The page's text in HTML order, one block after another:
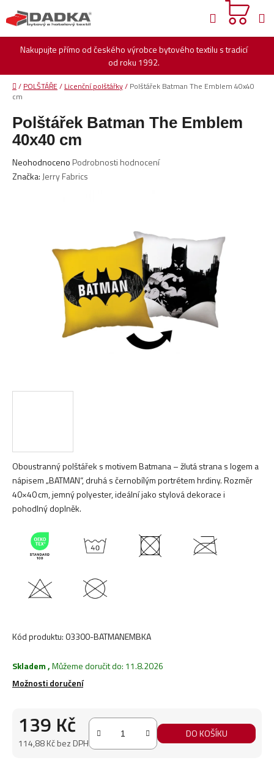
na
obsah
Nakupujte přímo od českého výrobce bytového textilu s tradicí
od roku 1992.
Hledat
Domů
/ POLŠTÁŘE / Licenční polštářky/ Polštářek Batman The Emblem 40x40
cm
Oboustranný polštářek s motivem Batmana – žlutá strana s logem a
nápisem „BATMAN“, druhá s černobílým portrétem hrdiny. Rozměr
40×40 cm, jemný polyester, ideální jako stylová dekorace i
pohodlný doplněk.
Kód produktu:03300-BATMANEMBKA
Skladem,Můžeme doručit do: 11.8.2026
Možnosti doručení
139 Kč
114,88 Kč bez DPH
DO KOŠÍKU
Polštářek Batman The Emblem
40x40 cm
Průměrné
hodnocení
Neohodnoceno Podrobnosti hodnocení
Značka: Jerry Fabrics